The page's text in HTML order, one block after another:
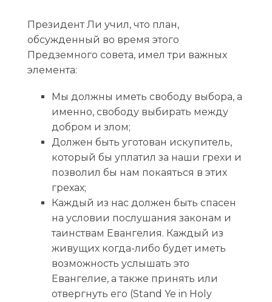
Президент Ли учил, что план,
обсужденный во время этого
Предземного совета, имел три важных
элемента:
Мы должны иметь свободу выбора, а
именно, свободу выбирать между
добром и злом;
Должен быть уготован искупитель,
который бы уплатил за наши грехи и
позволил бы нам покаяться в этих
грехах;
Каждый из нас должен быть спасен
на условии послушания законам и
таинствам Евангелия. Каждый из
живущих когда-либо будет иметь
возможность услышать это
Евангелие, а также принять или
отвергнуть его (Stand Ye in Holy